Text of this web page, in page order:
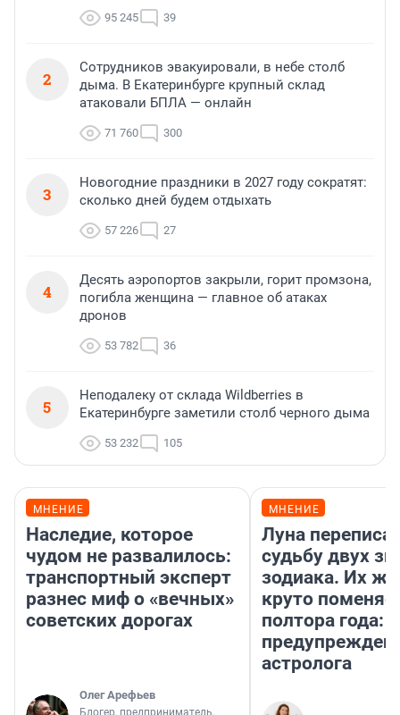
95 245 39
2
Сотрудников эвакуировали, в небе столб
дыма. В Екатеринбурге крупный склад
атаковали БПЛА — онлайн
71 760 300
3
Новогодние праздники в 2027 году сократят:
сколько дней будем отдыхать
57 226 27
4
Десять аэропортов закрыли, горит промзона,
погибла женщина — главное об атаках
дронов
53 782 36
5
Неподалеку от склада Wildberries в
Екатеринбурге заметили столб черного дыма
53 232 105
МНЕНИЕ
Наследие, которое
чудом не развалилось:
транспортный эксперт
разнес миф о «вечных»
советских дорогах
Олег Арефьев
МНЕНИЕ
Луна
судьбу двух
зодиака. Их
круто
полтора года:
астролога